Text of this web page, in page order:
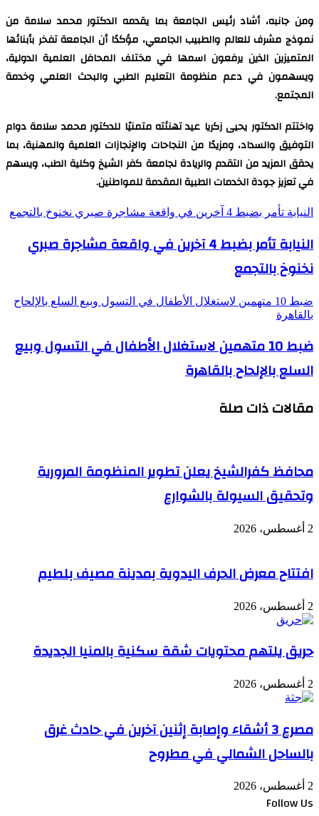
ومن جانبه، أشاد رئيس الجامعة بما يقدمه الدكتور محمد سلامة من
نموذج مشرف للعالم والطبيب الجامعي، مؤكدًا أن الجامعة تفخر بأبنائها
المتميزين الذين يرفعون اسمها في مختلف المحافل العلمية الدولية،
ويسهمون في دعم منظومة التعليم الطبي والبحث العلمي وخدمة
المجتمع.
واختتم الدكتور يحيى زكريا عيد تهنئته متمنيًا للدكتور محمد سلامة دوام
التوفيق والسداد، ومزيدًا من النجاحات والإنجازات العلمية والمهنية، بما
يحقق المزيد من التقدم والريادة لجامعة كفر الشيخ وكلية الطب، ويسهم
في تعزيز جودة الخدمات الطبية المقدمة للمواطنين.
النيابة تأمر بضبط 4 آخرين في واقعة مشاجرة صبري نخنوخ بالتجمع
النيابة تأمر بضبط 4 آخرين في واقعة مشاجرة صبري
نخنوخ بالتجمع
ضبط 10 متهمين لاستغلال الأطفال في التسول وبيع السلع بالإلحاح
بالقاهرة
ضبط 10 متهمين لاستغلال الأطفال في التسول وبيع
السلع بالإلحاح بالقاهرة
مقالات ذات صلة
محافظ كفرالشيخ يعلن تطوير المنظومة المرورية
وتحقيق السيولة بالشوارع
2 أغسطس، 2026
افتتاح معرض الحرف اليدوية بمدينة مصيف بلطيم
2 أغسطس، 2026
حريق يلتهم محتويات شقة سكنية بالمنيا الجديدة
2 أغسطس، 2026
مصرع 3 أشقاء وإصابة إثنين آخرين في حادث غرق
بالساحل الشمالي في مطروح
2 أغسطس، 2026
Follow Us